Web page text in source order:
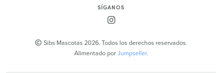
SÍGANOS
Sibs Mascotas 2026. Todos los derechos reservados.
Alimentado porJumpseller.